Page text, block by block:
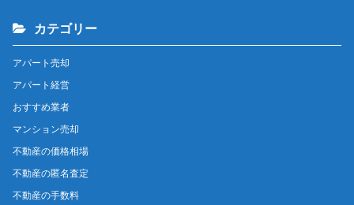
カテゴリー
アパート売却
アパート経営
おすすめ業者
マンション売却
不動産の価格相場
不動産の匿名査定
不動産の手数料